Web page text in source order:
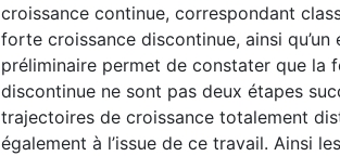
croissance continue, correspondant
forte croissance discontinue, ainsi
préliminaire permet de constater que
discontinue ne sont pas deux étapes
trajectoires de croissance totalement
également à l’issue de ce travail. Ainsi